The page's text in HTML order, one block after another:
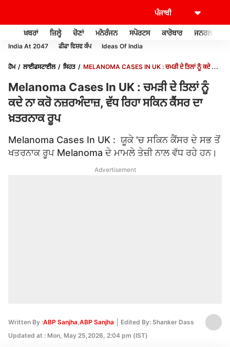
ਖ਼ਬਰਾਂ ਜ਼ਿਲ੍ਹੇ ਚੋਣਾਂ ਮਨੋਰੰਜਨ ਸਪੋਰਟਸ ਕਾਰੋਬਾਰ ਜਨਰਲ ਨੌਲਜ
India At 2047 ਫੀਫਾ ਵਿਸ਼ਵ ਕੱਪ Ideas Of India
ਹੋਮ ਲਾਈਫਸਟਾਈਲ ਸਿਹਤ
MELANOMA CASES IN UK : ਚਮੜੀ ਦੇ ਤਿਲਾਂ ਨੂੰ ਕਦੇ ਨਾ
Melanoma Cases In UK : ਚਮੜੀ ਦੇ ਤਿਲਾਂ ਨੂੰ
ਕਦੇ ਨਾ ਕਰੋ ਨਜ਼ਰਅੰਦਾਜ਼, ਵੱਧ ਰਿਹਾ ਸਕਿਨ ਕੈਂਸਰ ਦਾ
ਖ਼ਤਰਨਾਕ ਰੂਪ
Melanoma Cases In UK : ਯੂਕੇ 'ਚ ਸਕਿਨ ਕੈਂਸਰ ਦੇ ਸਭ ਤੋਂ
ਖਤਰਨਾਕ ਰੂਪ Melanoma ਦੇ ਮਾਮਲੇ ਤੇਜ਼ੀ ਨਾਲ ਵੱਧ ਰਹੇ ਹਨ।
Advertisement
Written By :ABP Sanjha,ABP Sanjha
Edited By: Shanker Dass
Updated at : Mon, May 25,2026, 2:04 pm (IST)